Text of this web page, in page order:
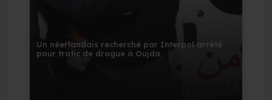
Un néerlandais recherché par Interpol arrêté
pour trafic de drogue à Oujda